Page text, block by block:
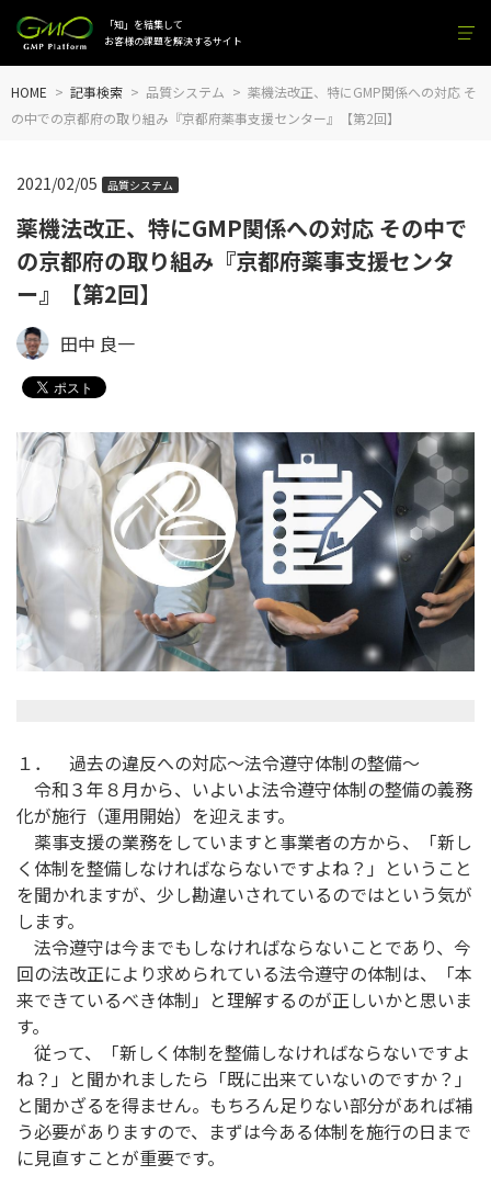
「知」を結集して
お客様の課題を解決するサイト
HOME 記事検索 品質システム
薬機法改正、特にGMP関係への対応 そ
の中での京都府の取り組み『京都府薬事支援センター』【第2回】
薬機法改正、特にGMP関係への対応 その中で
の京都府の取り組み『京都府薬事支援センタ
ー』【第2回】
2021/02/05 品質システム
田中 良一
１． 過去の違反への対応～法令遵守体制の整備～
令和３年８月から、いよいよ法令遵守体制の整備の義務
化が施行（運用開始）を迎えます。
薬事支援の業務をしていますと事業者の方から、「新し
く体制を整備しなければならないですよね？」ということ
を聞かれますが、少し勘違いされているのではという気が
します。
法令遵守は今までもしなければならないことであり、今
回の法改正により求められている法令遵守の体制は、「本
来できているべき体制」と理解するのが正しいかと思いま
す。
従って、「新しく体制を整備しなければならないですよ
ね？」と聞かれましたら「既に出来ていないのですか？」
と聞かざるを得ません。もちろん足りない部分があれば補
う必要がありますので、まずは今ある体制を施行の日まで
に見直すことが重要です。